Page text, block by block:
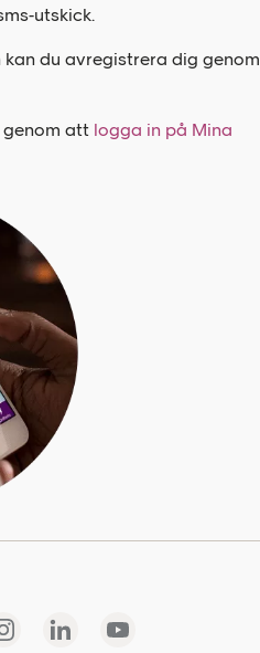
utskick.
du avregistrera dig genom
genom att logga in på Mina